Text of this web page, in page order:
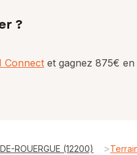
?
Connect et gagnez 875€ en
ROUERGUE (12200) >